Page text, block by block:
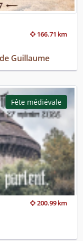
166.71 km
Guillaume
Fête médiévale
200.99 km